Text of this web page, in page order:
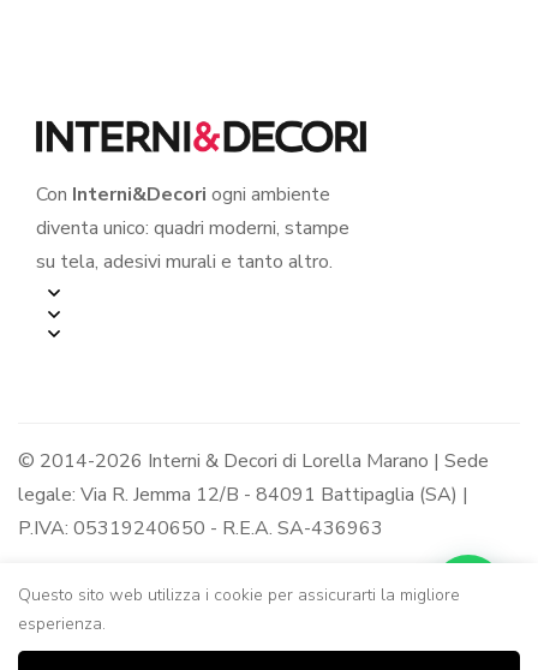
Con Interni&Decori ogni ambiente
diventa unico: quadri moderni, stampe
su tela, adesivi murali e tanto altro.
© 2014-2026 Interni & Decori di Lorella Marano | Sede
legale: Via R. Jemma 12/B - 84091 Battipaglia (SA) |
P.IVA: 05319240650 - R.E.A. SA-436963
Questo sito web utilizza i cookie per assicurarti la migliore
esperienza.